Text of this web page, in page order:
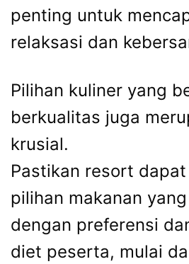
penting untuk
relaksasi dan
Pilihan kuliner yang
berkualitas juga
krusial.
Pastikan resort
pilihan makanan
dengan preferensi
diet peserta, mulai